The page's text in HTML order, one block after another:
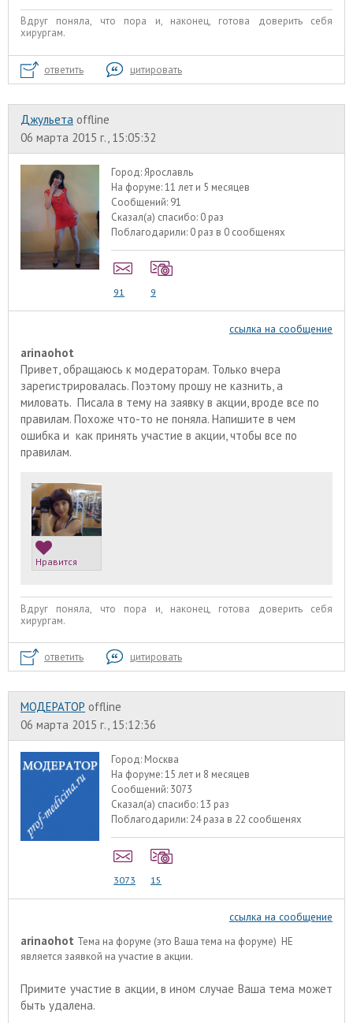
Вдруг поняла, что пора и, наконец, готова доверить себя
хирургам.
ответить цитировать
Джульета offline
06 марта 2015 г., 15:05:32
Город:Ярославль
На форуме:11 лет и 5 месяцев
Сообщений: 91
Сказал(а) спасибо: 0 раз
Поблагодарили: 0 раз в 0 сообщенях
91 9
ссылка на сообщение
arinaohot
Привет, обращаюсь к модераторам. Только вчера
зарегистрировалась. Поэтому прошу не казнить, а
миловать. Писала в тему на заявку в акции, вроде все по
правилам. Похоже что-то не поняла. Напишите в чем
ошибка и как принять участие в акции, чтобы все по
правилам.
Нравится
Вдруг поняла, что пора и, наконец, готова доверить себя
хирургам.
ответить цитировать
МОДЕРАТОР offline
06 марта 2015 г., 15:12:36
Город: Москва
На форуме:15 лет и 8 месяцев
Сообщений: 3073
Сказал(а) спасибо:13 раз
Поблагодарили: 24 раза в 22 сообщенях
3073 15
ссылка на сообщение
arinaohot Тема на форуме (это Ваша тема на форуме) НЕ
является заявкой на участие в акции.
Примите участие в акции , в ином случае Ваша тема может
быть удалена.